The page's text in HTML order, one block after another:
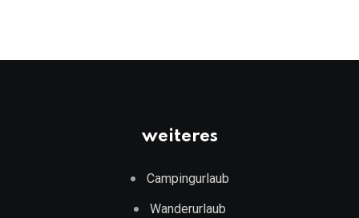
weiteres
Campingurlaub
Wanderurlaub